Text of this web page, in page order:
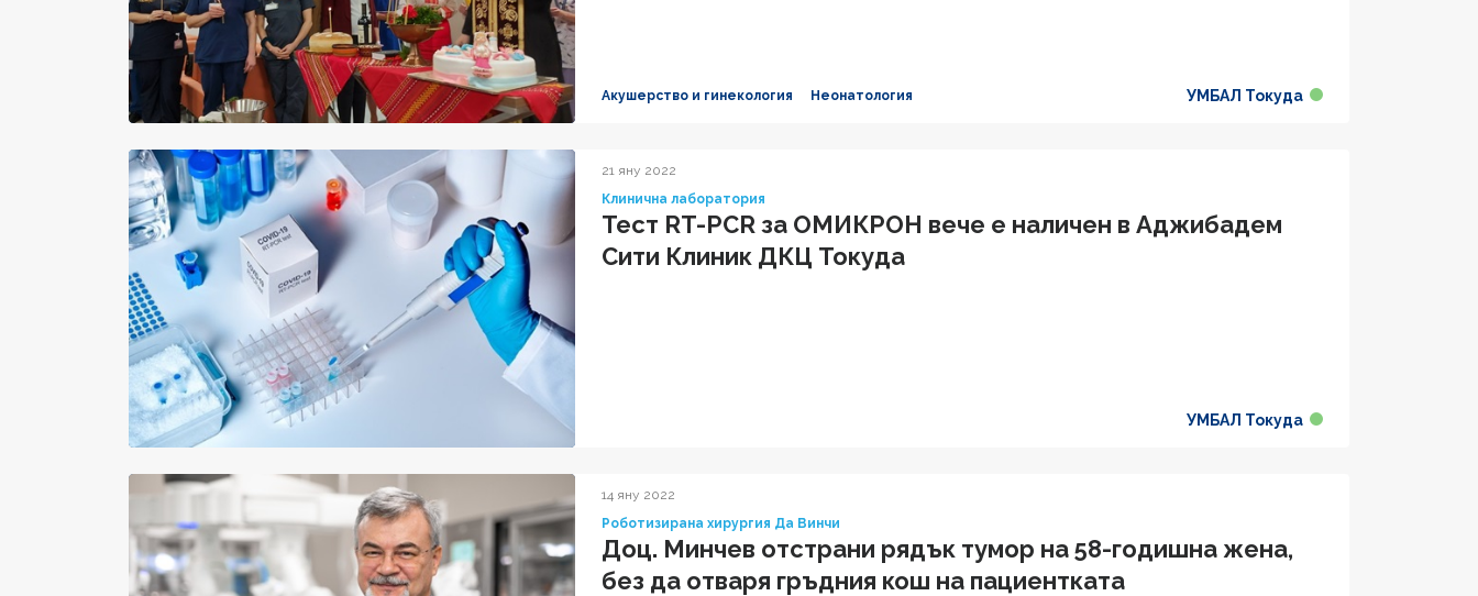
Акушерство и гинекология Неонатология УМБАЛ Токуда
21 яну 2022
Клинична лаборатория
Тест RT-PCR за ОМИКРОН вече е наличен в Аджибадем
Сити Клиник ДКЦ Токуда
УМБАЛ Токуда
14 яну 2022
Роботизирана хирургия Да Винчи
Доц. Минчев отстрани рядък тумор на 58-годишна жена,
без да отваря гръдния кош на пациентката